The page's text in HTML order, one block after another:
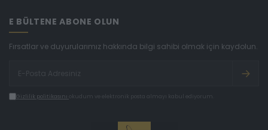
E BÜLTENE ABONE OLUN
Fırsatlar ve duyurularımız hakkında bilgi sahibi olmak için kaydolun.
Gizlilik politikasını okudum ve elektronik posta almayı kabul ediyorum.